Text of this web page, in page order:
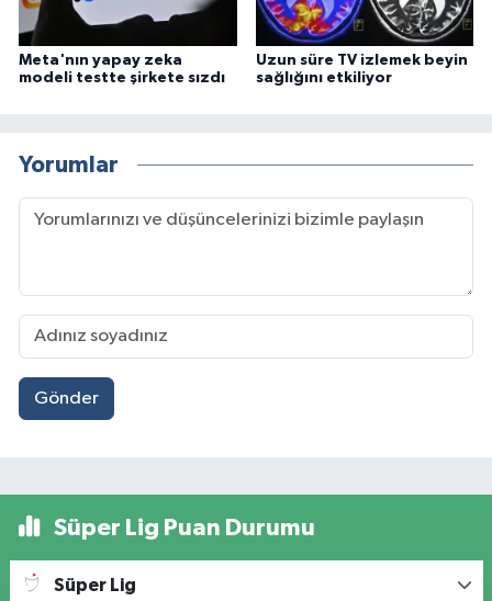
Meta'nın yapay zeka
modeli testte şirkete sızdı
Uzun süre TV izlemek beyin
sağlığını etkiliyor
Yorumlar
Gönder
Süper Lig Puan Durumu
Süper Lig